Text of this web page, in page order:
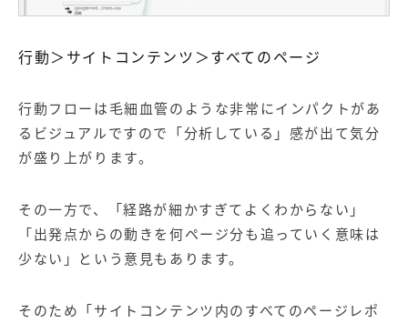
行動＞サイトコンテンツ＞すべてのページ
行動フローは毛細血管のような非常にインパクトがあ
るビジュアルですので「分析している」感が出て気分
が盛り上がります。
その一方で、「経路が細かすぎてよくわからない」
「出発点からの動きを何ページ分も追っていく意味は
少ない」という意見もあります。
そのため「サイトコンテンツ内のすべてのページレポ